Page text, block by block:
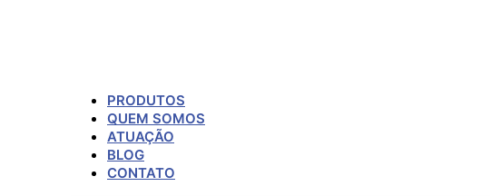
PRODUTOS
QUEM SOMOS
ATUAÇÃO
BLOG
CONTATO